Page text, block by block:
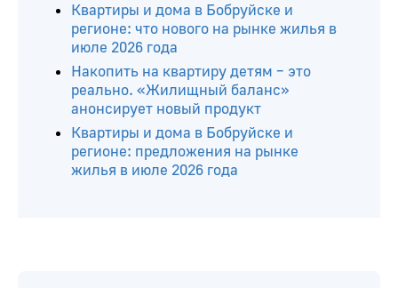
Квартиры и дома в Бобруйске и
регионе: что нового на рынке жилья в
июле 2026 года
Накопить на квартиру детям – это
реально. «Жилищный баланс»
анонсирует новый продукт
Квартиры и дома в Бобруйске и
регионе: предложения на рынке
жилья в июле 2026 года